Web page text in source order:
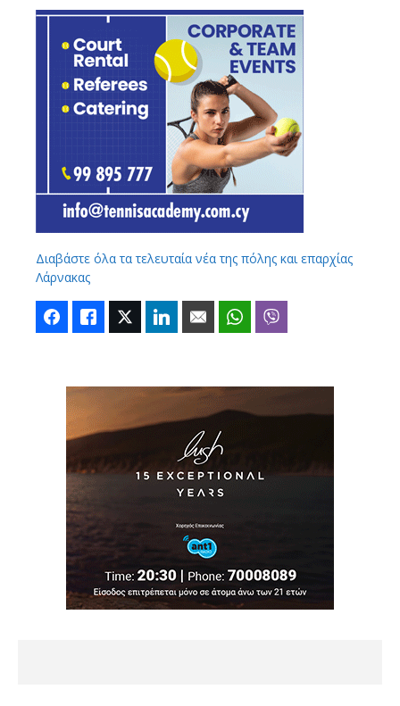
Διαβάστε όλα τα τελευταία νέα της πόλης και επαρχίας
Λάρνακας
FacebookLike Twitter LinkedIn Email WhatsApp